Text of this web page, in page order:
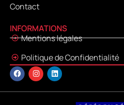
Contact
INFORMATIONS
Mentions légales
Politique de Confidentialité